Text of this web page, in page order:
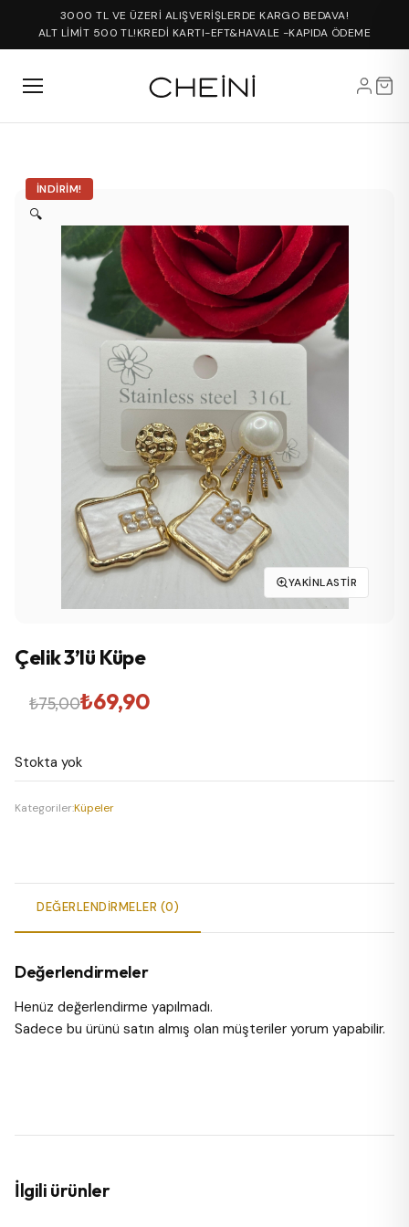
3000 TL VE ÜZERİ ALIŞVERİŞLERDE KARGO BEDAVA!
ALT LİMİT 500 TL!KREDİ KARTI-EFT&HAVALE -KAPIDA ÖDEME
İNDIRIM!
🔍
YAKINLASTIR
Çelik 3’lü Küpe
₺75,00
Orijinal
₺75,00.
₺69,90
Şu
fiyat:
₺69,90.
Stokta yok
Kategoriler:Küpeler
DEĞERLENDIRMELER (0)
Değerlendirmeler
Henüz değerlendirme yapılmadı.
Sadece bu ürünü satın almış olan müşteriler yorum yapabilir.
İlgili ürünler